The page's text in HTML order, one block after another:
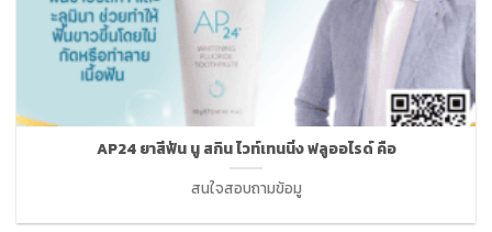
AP24 ยาสีฟัน นู สกิน ไวท์เทนนิ่ง ฟลูออไรด์ คือ
สนใจสอบถามข้อมู